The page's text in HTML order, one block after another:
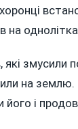
на
змусили
на
його і